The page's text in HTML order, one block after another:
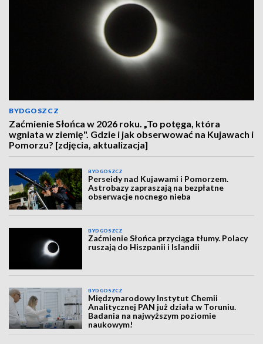
BYDGOSZCZ
Zaćmienie Słońca w 2026 roku. „To potęga, która
wgniata w ziemię". Gdzie i jak obserwować na Kujawach i
Pomorzu? [zdjęcia, aktualizacja]
BYDGOSZCZ
Perseidy nad Kujawami i Pomorzem.
Astrobazy zapraszają na bezpłatne
obserwacje nocnego nieba
BYDGOSZCZ
Zaćmienie Słońca przyciąga tłumy. Polacy
ruszają do Hiszpanii i Islandii
BYDGOSZCZ
Międzynarodowy Instytut Chemii
Analitycznej PAN już działa w Toruniu.
Badania na najwyższym poziomie
naukowym!